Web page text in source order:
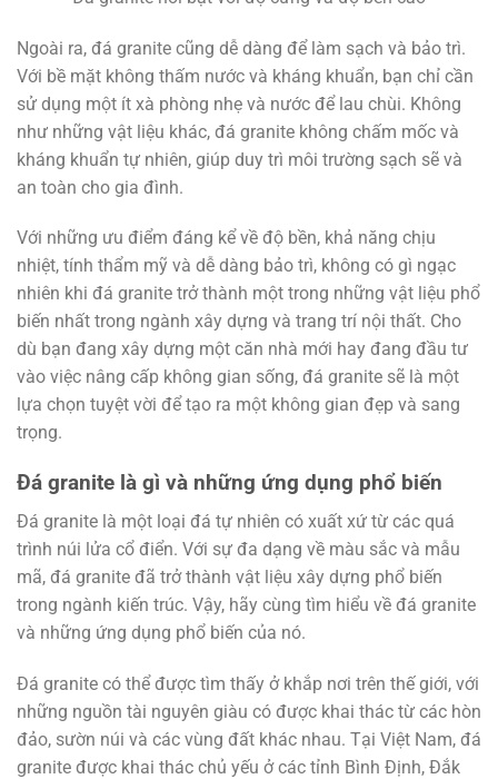
Ngoài ra, đá granite cũng dễ dàng để làm sạch và bảo trì.
Với bề mặt không thấm nước và kháng khuẩn, bạn chỉ cần
sử dụng một ít xà phòng nhẹ và nước để lau chùi. Không
như những vật liệu khác, đá granite không chấm mốc và
kháng khuẩn tự nhiên, giúp duy trì môi trường sạch sẽ và
an toàn cho gia đình.
Với những ưu điểm đáng kể về độ bền, khả năng chịu
nhiệt, tính thẩm mỹ và dễ dàng bảo trì, không có gì ngạc
nhiên khi đá granite trở thành một trong những vật liệu phổ
biến nhất trong ngành xây dựng và trang trí nội thất. Cho
dù bạn đang xây dựng một căn nhà mới hay đang đầu tư
vào việc nâng cấp không gian sống, đá granite sẽ là một
lựa chọn tuyệt vời để tạo ra một không gian đẹp và sang
trọng.
Đá granite là gì và những ứng dụng phổ biến
Đá granite là một loại đá tự nhiên có xuất xứ từ các quá
trình núi lửa cổ điển. Với sự đa dạng về màu sắc và mẫu
mã, đá granite đã trở thành vật liệu xây dựng phổ biến
trong ngành kiến trúc. Vậy, hãy cùng tìm hiểu về đá granite
và những ứng dụng phổ biến của nó.
Đá granite có thể được tìm thấy ở khắp nơi trên thế giới, với
những nguồn tài nguyên giàu có được khai thác từ các hòn
đảo, sườn núi và các vùng đất khác nhau. Tại Việt Nam, đá
granite được khai thác chủ yếu ở các tỉnh Bình Định, Đắk